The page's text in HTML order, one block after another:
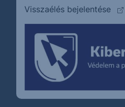
Visszaélés bejelentése